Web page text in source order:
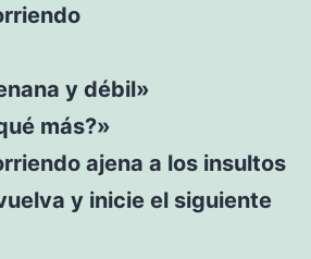
y débil»
más?»
ajena a los insultos
y inicie el siguiente